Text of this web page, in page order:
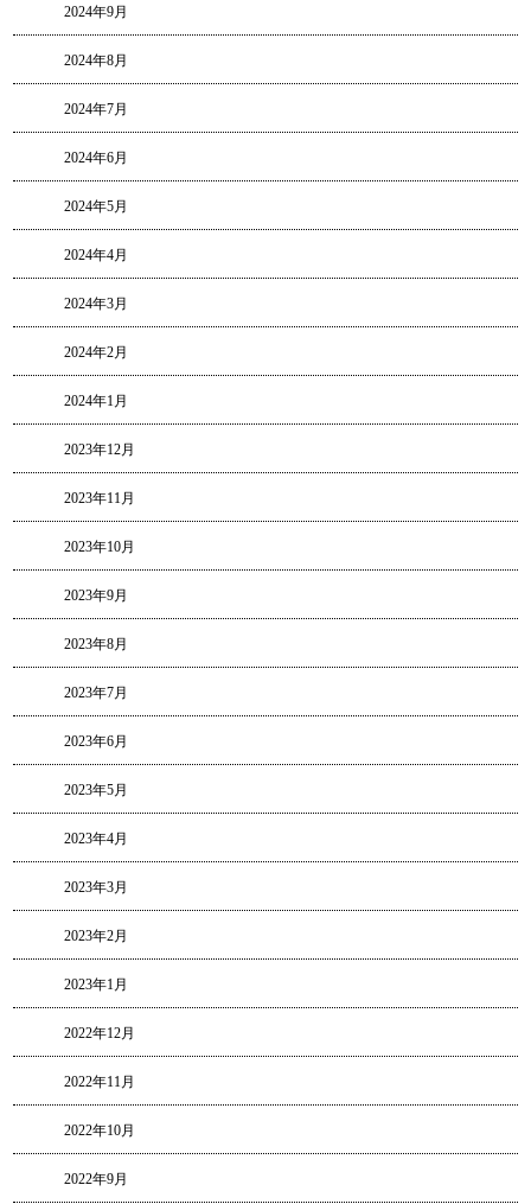
2024年9月
2024年8月
2024年7月
2024年6月
2024年5月
2024年4月
2024年3月
2024年2月
2024年1月
2023年12月
2023年11月
2023年10月
2023年9月
2023年8月
2023年7月
2023年6月
2023年5月
2023年4月
2023年3月
2023年2月
2023年1月
2022年12月
2022年11月
2022年10月
2022年9月